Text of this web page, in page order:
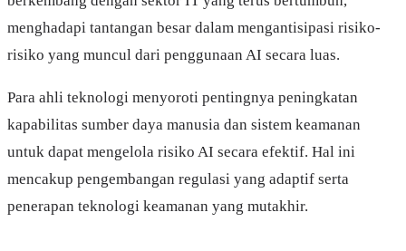
menghadapi tantangan besar dalam mengantisipasi risiko-
risiko yang muncul dari penggunaan AI secara luas.
Para ahli teknologi menyoroti pentingnya peningkatan
kapabilitas sumber daya manusia dan sistem keamanan
untuk dapat mengelola risiko AI secara efektif. Hal ini
mencakup pengembangan regulasi yang adaptif serta
penerapan teknologi keamanan yang mutakhir.